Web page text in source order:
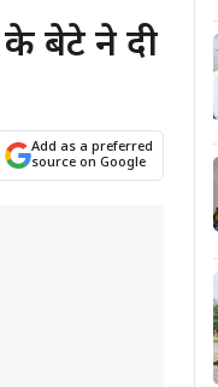
बेटे ने दी
Add as a preferred
source on Google